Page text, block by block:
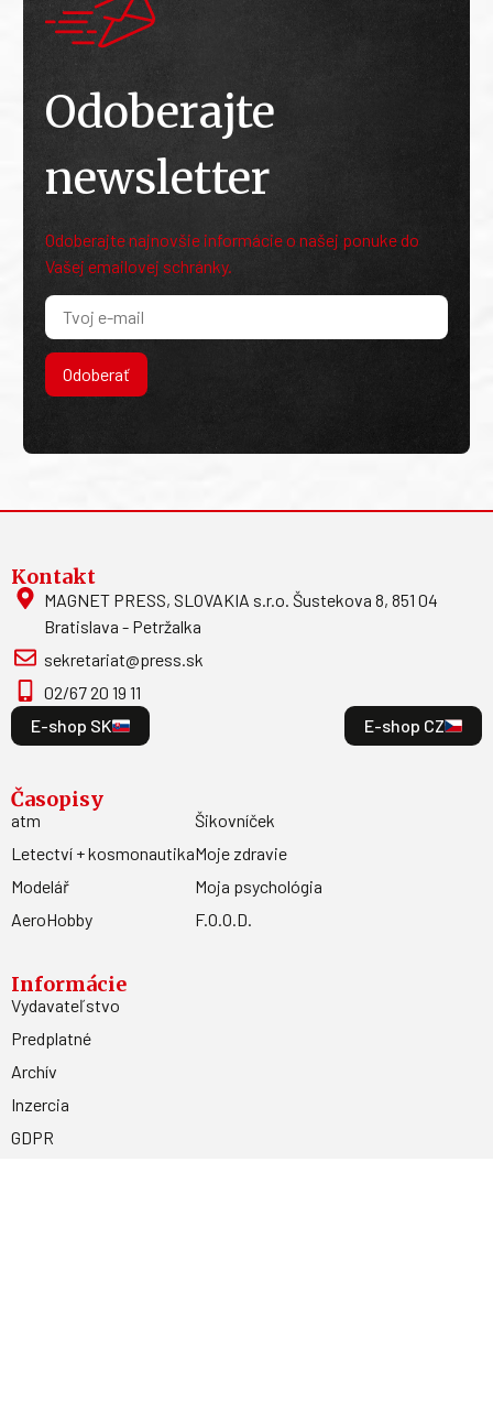
Odoberajte
newsletter
Odoberajte najnovšie informácie o našej ponuke do
Vašej emailovej schránky.
Odoberať
Kontakt
MAGNET PRESS, SLOVAKIA s.r.o. Šustekova 8, 851 04
Bratislava - Petržalka
sekretariat@press.sk
02/67 20 19 11
E-shop SK
E-shop CZ
Časopisy
atm
Letectví + kosmonautika
Modelář
AeroHobby
Šikovníček
Moje zdravie
Moja psychológia
F.O.O.D.
Informácie
Vydavateľstvo
Predplatné
Archív
Inzercia
GDPR